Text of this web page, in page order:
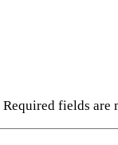
Required fields are